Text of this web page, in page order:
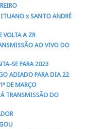
x SANTO ANDRÉ
VOLTA A ZR
AO VIVO DO
SE PARA 2023
ADIADO PARA DIA 22
DE MARÇO
TRANSMISSÃO DO